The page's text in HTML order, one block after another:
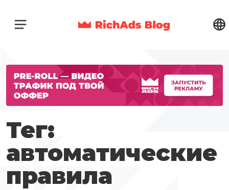
Тег:
автоматические
правила